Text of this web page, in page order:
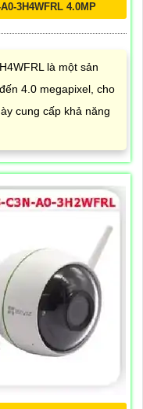
3H4WFRL 4.0MP
là một sản
4.0 megapixel, cho
cung cấp khả năng